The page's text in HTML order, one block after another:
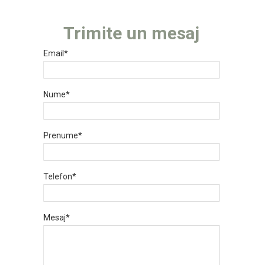
Trimite un mesaj
Email*
Nume*
Prenume*
Telefon*
Mesaj*